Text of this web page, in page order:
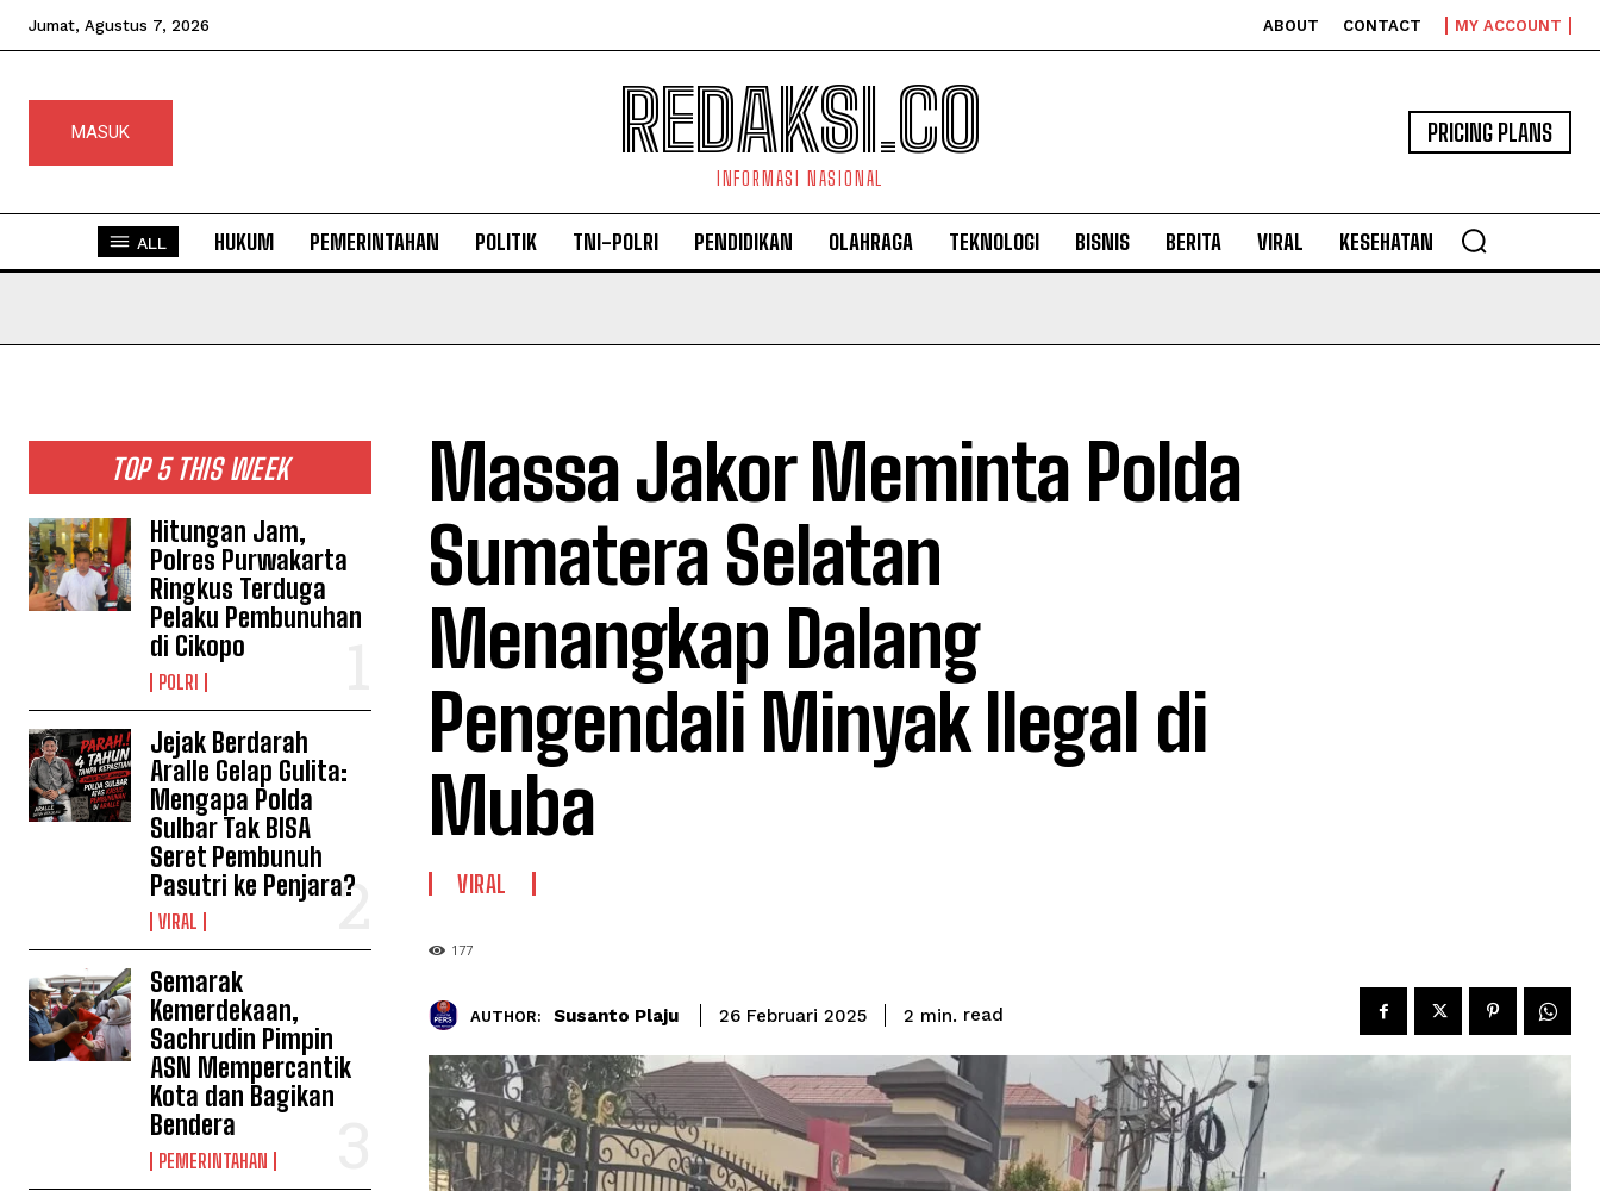
Jumat, Agustus 7, 2026 ABOUT CONTACT MY ACCOUNT
MASUK REDAKSI.CO
INFORMASI NASIONAL
PRICING PLANS
ALL HUKUM PEMERINTAHAN POLITIK TNI-POLRI PENDIDIKAN OLAHRAGA TEKNOLOGI BISNIS BERITA VIRAL KESEHATAN
TOP 5 THIS WEEK
Hitungan Jam,
Polres Purwakarta
Ringkus Terduga
Pelaku Pembunuhan
di Cikopo
POLRI
Jejak Berdarah
Aralle Gelap Gulita:
Mengapa Polda
Sulbar Tak BISA
Seret Pembunuh
Pasutri ke Penjara?
VIRAL
Semarak
Kemerdekaan,
Sachrudin Pimpin
ASN Mempercantik
Kota dan Bagikan
Bendera
PEMERINTAHAN
Massa Jakor Meminta Polda
Sumatera Selatan
Menangkap Dalang
Pengendali Minyak Ilegal di
Muba
VIRAL
177
AUTHOR: Susanto Plaju 26 Februari 2025 2 min. read